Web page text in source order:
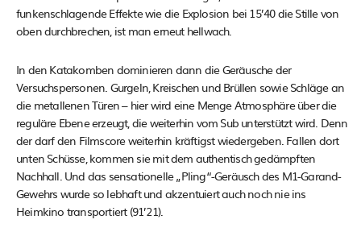
funkenschlagende Effekte wie die Explosion bei 15’40 die Stille von
oben durchbrechen, ist man erneut hellwach.
In den Katakomben dominieren dann die Geräusche der
Versuchspersonen. Gurgeln, Kreischen und Brüllen sowie Schläge an
die metallenen Türen – hier wird eine Menge Atmosphäre über die
reguläre Ebene erzeugt, die weiterhin vom Sub unterstützt wird. Denn
der darf den Filmscore weiterhin kräftigst wiedergeben. Fallen dort
unten Schüsse, kommen sie mit dem authentisch gedämpften
Nachhall. Und das sensationelle „Pling“-Geräusch des M1-Garand-
Gewehrs wurde so lebhaft und akzentuiert auch noch nie ins
Heimkino transportiert (91’21).